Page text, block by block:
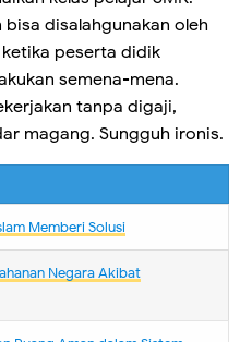
disalahgunakan oleh
ketika peserta didik
semena-mena.
tanpa digaji,
magang. Sungguh ironis.
Memberi Solusi
Negara Akibat